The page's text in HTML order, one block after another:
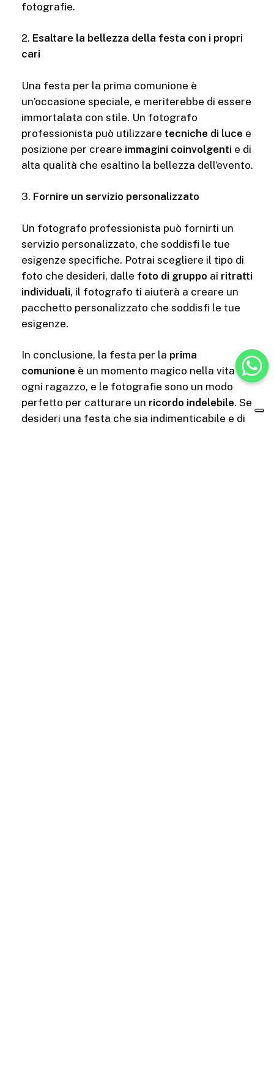
fotografie.
2. Esaltare la bellezza della festa con i propri
cari
Una festa per la prima comunione è
un’occasione speciale, e meriterebbe di essere
immortalata con stile. Un fotografo
professionista può utilizzare tecniche di luce e
posizione per creare immagini coinvolgenti e di
alta qualità che esaltino la bellezza dell’evento.
3. Fornire un servizio personalizzato
Un fotografo professionista può fornirti un
servizio personalizzato, che soddisfi le tue
esigenze specifiche. Potrai scegliere il tipo di
foto che desideri, dalle foto di gruppo ai ritratti
individuali, il fotografo ti aiuterà a creare un
pacchetto personalizzato che soddisfi le tue
esigenze.
In conclusione, la festa per la prima
comunione è un momento magico nella vita di
ogni ragazzo, e le fotografie sono un modo
perfetto per catturare un ricordo indelebile. Se
desideri una festa che sia indimenticabile e di